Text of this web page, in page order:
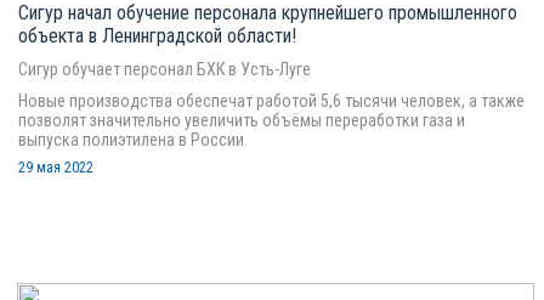
Сигур начал обучение персонала крупнейшего промышленного
объекта в Ленинградской области!
Сигур обучает персонал БХК в Усть-Луге
Новые производства обеспечат работой 5,6 тысячи человек, а также
позволят значительно увеличить объёмы переработки газа и
выпуска полиэтилена в России.
29 мая 2022